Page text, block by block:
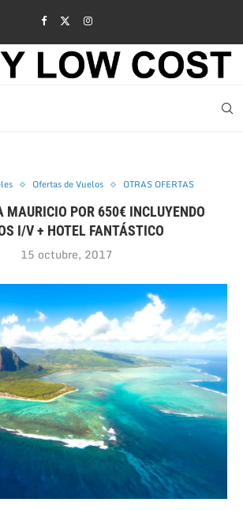
Ofertas de Vuelos OTRAS OFERTAS
MAURICIO POR 650€ INCLUYENDO
I/V + HOTEL FANTÁSTICO
15 octubre, 2017